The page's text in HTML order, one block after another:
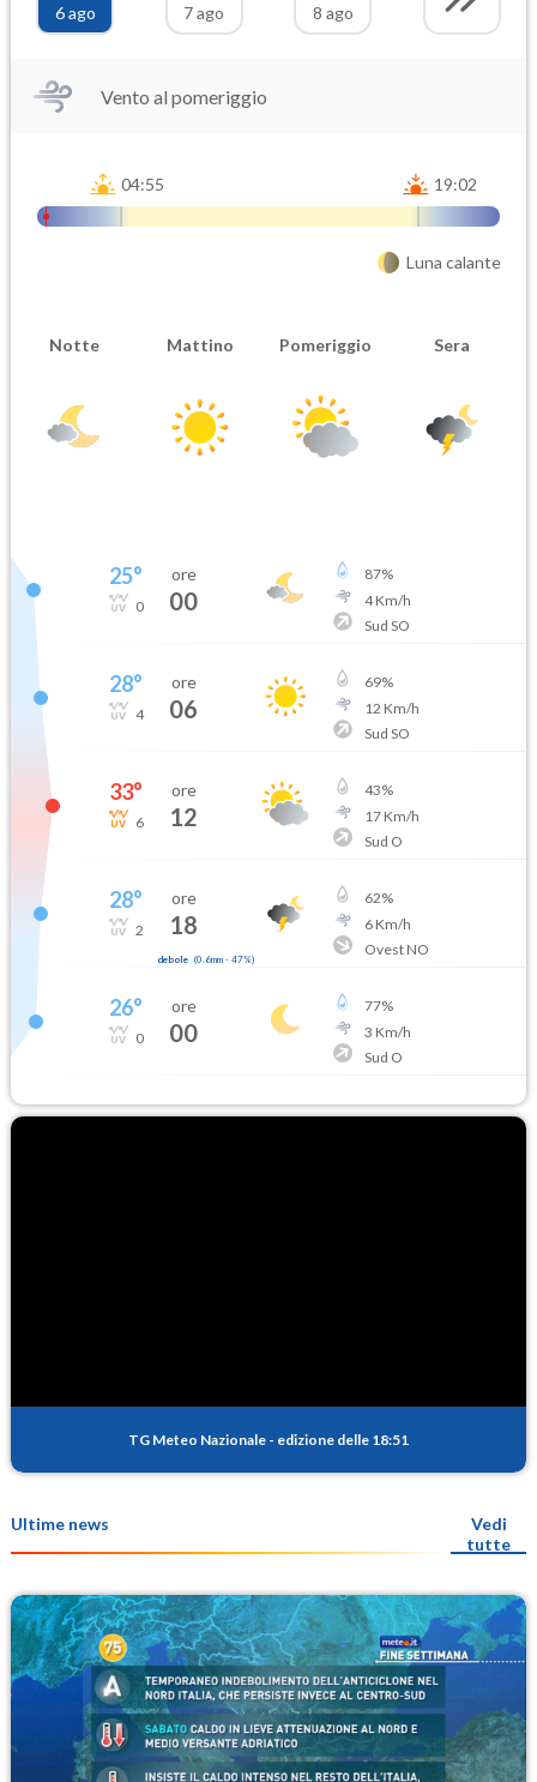
6 ago
7 ago
8 ago
Vento al pomeriggio
04:55 19:02
Luna calante
Notte Mattino Pomeriggio Sera
25°
0
ore
00
87%
4Km/h
Sud SO
28°
4
ore
06
69%
12 Km/h
Sud SO
33°
6
ore
12
43%
17Km/h
Sud O
28°
2
ore
18
debole (0.6mm- 47%)
62%
6Km/h
Ovest NO
26°
0
ore
00
77%
3 Km/h
Sud O
TG Meteo Nazionale - edizione delle 18:51
Ultime news
Vedi
tutte